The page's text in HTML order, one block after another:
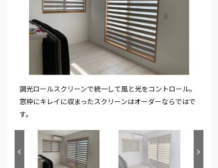
調光ロールスクリーンで統一して風と光をコントロール。
窓枠にキレイに収まったスクリーンはオーダーならではで
す。